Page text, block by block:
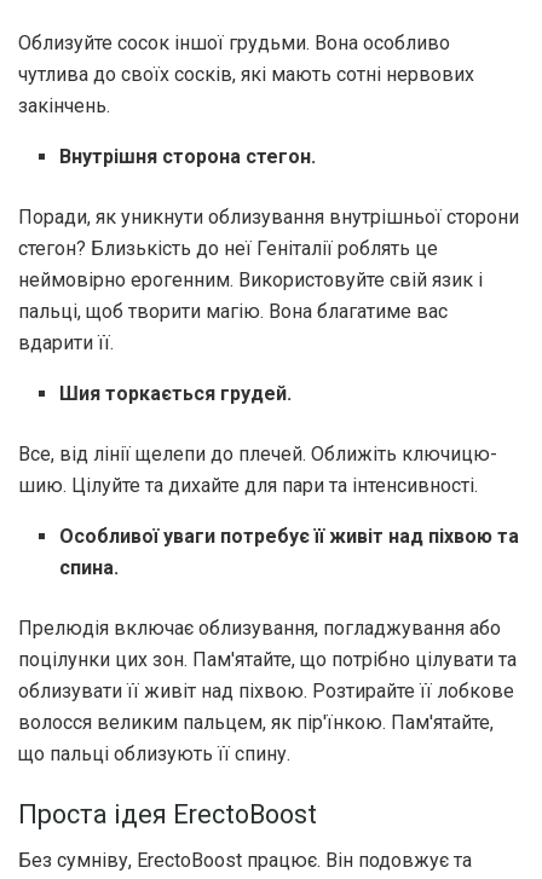
Облизуйте сосок іншої грудьми. Вона особливо
чутлива до своїх сосків, які мають сотні нервових
закінчень.
Внутрішня сторона стегон.
Поради, як уникнути облизування внутрішньої сторони
стегон? Близькість до неї Геніталії роблять це
неймовірно ерогенним. Використовуйте свій язик і
пальці, щоб творити магію. Вона благатиме вас
вдарити її.
Шия торкається грудей.
Все, від лінії щелепи до плечей. Оближіть ключицю-
шию. Цілуйте та дихайте для пари та інтенсивності.
Особливої ​​уваги потребує її живіт над піхвою та
спина.
Прелюдія включає облизування, погладжування або
поцілунки цих зон. Пам'ятайте, що потрібно цілувати та
облизувати її живіт над піхвою. Розтирайте її лобкове
волосся великим пальцем, як пір'їнкою. Пам'ятайте,
що пальці облизують її спину.
Проста ідея ErectoBoost
Без сумніву, ErectoBoost працює. Він подовжує та